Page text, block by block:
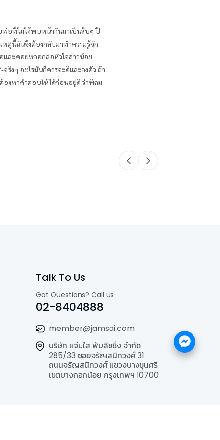
พ่อที่ไม่ได้พบหน้ากันมาเป็นสิบๆ ปี
หตุนี้ฉันจึงต้องกลับมาทำความรู้จัก
และคอยหลอกล่อหัวใจสาวน้อย
ริงๆ อะไรมันก็ควรจะดีและลงตัว ถ้า
ต้องหาคำตอบให้ได้ก่อนอยู่ดี ว่าพี่ลม
Talk To Us
Got Questions? Call us
02-8404888
member@jamsai.com
บริษัท แจ่มใส พับลิชชิ่ง จำกัด
285/33 ซอยจรัญสนิทวงศ์ 31
ถนนจรัญสนิทวงศ์ แขวงบางขุนศรี
เขตบางกอกน้อย กรุงเทพฯ 10700